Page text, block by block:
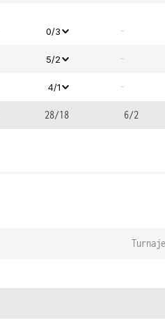
0/3 -
5/2 -
4/1 -
28/18 6/2